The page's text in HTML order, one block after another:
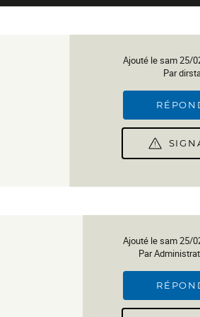
Ajouté le sam 25/
Par
Ajouté le sam 25/
Par